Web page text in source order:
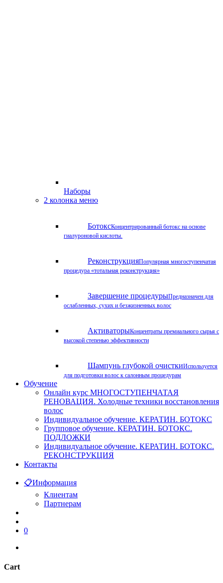
Наборы
2 колонка меню
БотоксКонцентрированный ботокс на основе
гиалуроновой кислоты.
РеконструкцияПопулярная многоступенчатая
процедура «тотальная реконструкция»
Завершение процедурыПредназначен для
ослабленных, сухих и безжизненных волос
АктиваторыКонцентраты премиального сырья с
высокой степенью эффективности
Шампунь глубокой очисткиИспользуется
для подготовки волос к салонным процедурам
Обучение
Онлайн курс МНОГОСТУПЕНЧАТАЯ
РЕНОВАЦИЯ. Холодные техники восстановления
волос
Индивидуальное обучение. КЕРАТИН. БОТОКС
Групповое обучение. КЕРАТИН. БОТОКС.
ПОДЛОЖКИ
Индивидуальное обучение. КЕРАТИН. БОТОКС.
РЕКОНСТРУКЦИЯ
Контакты
📋Информация
Клиентам
Партнерам
0
Cart